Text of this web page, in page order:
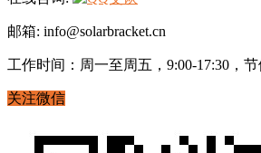
邮箱: info@solarbracket.cn
工作时间：周一至周五，9:00-17:30，
关注微信